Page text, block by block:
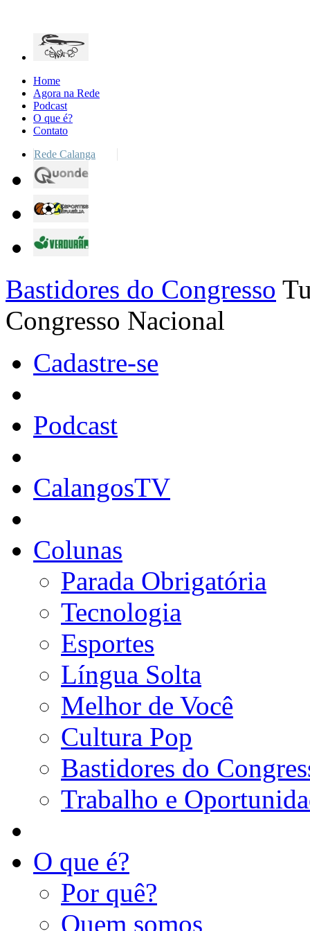
Home
Agora na Rede
Podcast
O que é?
Contato
Rede Calanga
Bastidores do Congresso
Congresso Nacional
Cadastre-se
Podcast
CalangosTV
Colunas
Parada Obrigatória
Tecnologia
Esportes
Língua Solta
Melhor de Você
Cultura Pop
Bastidores do
Trabalho e
O que é?
Por quê?
Quem somos